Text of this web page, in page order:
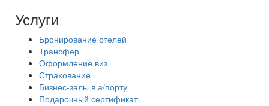
Услуги
Бронирование отелей
Трансфер
Оформление виз
Страхование
Бизнес-залы в а/порту
Подарочный сертификат